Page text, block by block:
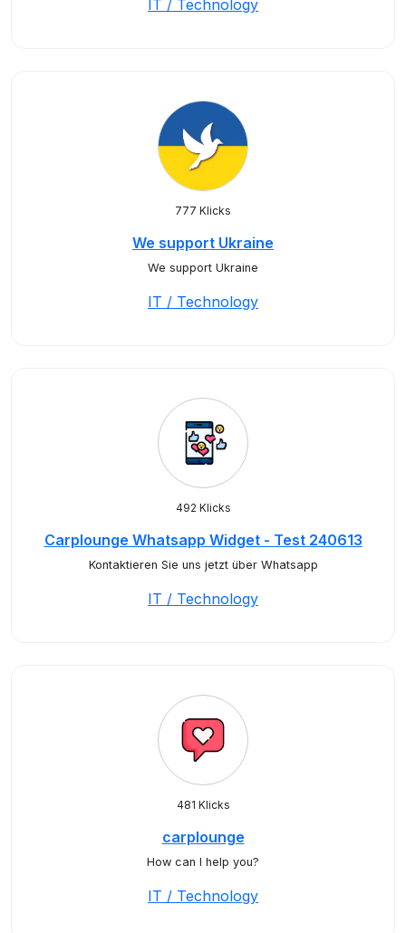
IT / Technology
777 Klicks
We support Ukraine
We support Ukraine
IT / Technology
492 Klicks
Carplounge Whatsapp Widget - Test 240613
Kontaktieren Sie uns jetzt über Whatsapp
IT / Technology
481 Klicks
carplounge
How can I help you?
IT / Technology